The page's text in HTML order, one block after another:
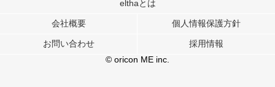
このサイトでは Cookie を使用して、ユーザーに合わせたコンテンツや広告の
行っています。
メディアや広告配信、データ解析の各パートナーに提供しています。
各パートナーは、この情報とユーザーが各パートナーに提供した他の情報や、
ユーザーが各パートナーのサービスを使用したときに収集した他の情報を組み
elthaとは
会社概要 個人情報保護方針
お問い合わせ
採用情報
© oricon ME inc.